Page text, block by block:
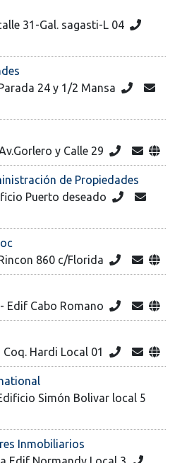
31-Gal. sagasti-L 04
24 y 1/2 Mansa
y Calle 29
de Propiedades
Puerto deseado
860 c/Florida
Edif Cabo Romano
Hardi Local 01
Simón Bolivar local 5
Inmobiliarios